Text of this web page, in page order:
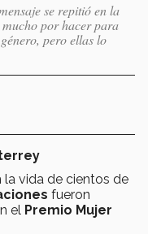
se repitió en la
por hacer para
pero ellas lo
la vida de cientos de
fueron
el Premio Mujer